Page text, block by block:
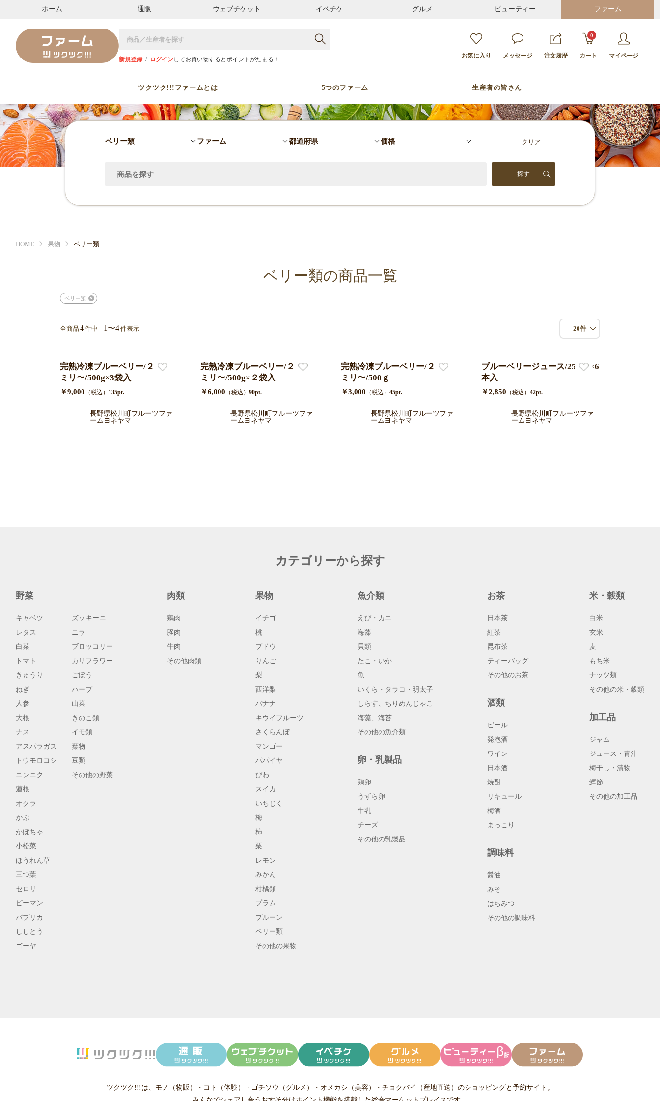
ホーム 通販 ウェブチケット イベチケ グルメ ビューティー ファーム
新規登録 / ログインしてお買い物するとポイントがたまる！
お気に入り メッセージ 注文履歴
0
カート マイページ
ツクツク!!!ファームとは 5つのファーム 生産者の皆さん
ベリー類 ファーム 都道府県 価格 クリア
HOME 果物 ベリー類
ベリー類の商品一覧
ベリー類
全商品 4件中 1〜4件表示 20件
完熟冷凍ブルーベリー/２L/16
ミリ〜/500g×3袋入
￥9,000 （税込） 135pt.
長野県松川町フルーツファ
ームヨネヤマ
完熟冷凍ブルーベリー/２L/16
ミリ〜/500g×２袋入
￥6,000 （税込） 90pt.
長野県松川町フルーツファ
ームヨネヤマ
完熟冷凍ブルーベリー/２L/16
ミリ〜/500ｇ
￥3,000 （税込） 45pt.
長野県松川町フルーツファ
ームヨネヤマ
ブルーベリージュース/250ml×6
本入
￥2,850 （税込） 42pt.
長野県松川町フルーツファ
ームヨネヤマ
カテゴリーから探す
野菜
キャベツ
レタス
白菜
トマト
きゅうり
ねぎ
人参
大根
ナス
アスパラガス
トウモロコシ
ニンニク
蓮根
オクラ
かぶ
かぼちゃ
小松菜
ほうれん草
三つ葉
セロリ
ピーマン
パプリカ
ししとう
ゴーヤ
ズッキーニ
ニラ
ブロッコリー
カリフラワー
ごぼう
ハーブ
山菜
きのこ類
イモ類
葉物
豆類
その他の野菜
肉類
鶏肉
豚肉
牛肉
その他肉類
果物
イチゴ
桃
ブドウ
りんご
梨
西洋梨
バナナ
キウイフルーツ
さくらんぼ
マンゴー
パパイヤ
びわ
スイカ
いちじく
梅
柿
栗
レモン
みかん
柑橘類
プラム
プルーン
ベリー類
その他の果物
魚介類
えび・カニ
海藻
貝類
たこ・いか
魚
いくら・タラコ・明太子
しらす、ちりめんじゃこ
海藻、海苔
その他の魚介類
卵・乳製品
鶏卵
うずら卵
牛乳
チーズ
その他の乳製品
お茶
日本茶
紅茶
昆布茶
ティーバッグ
その他のお茶
酒類
ビール
発泡酒
ワイン
日本酒
焼酎
リキュール
梅酒
まっこり
調味料
醤油
みそ
はちみつ
その他の調味料
米・穀類
白米
玄米
麦
もち米
ナッツ類
その他の米・穀類
加工品
ジャム
ジュース・青汁
梅干し・漬物
鰹節
その他の加工品
ツクツク!!!は、 モノ（物販） ・ コト（体験） ・ ゴチソウ（グルメ） ・ オメカシ（美容） ・ チョクバイ（産地直送） のショッピングと予約サイト。